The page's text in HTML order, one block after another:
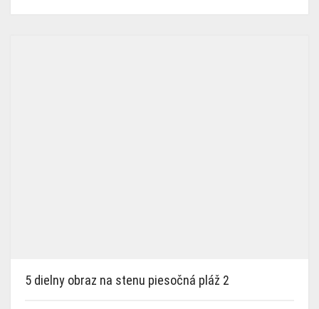
5 dielny obraz na stenu piesočná pláž 2